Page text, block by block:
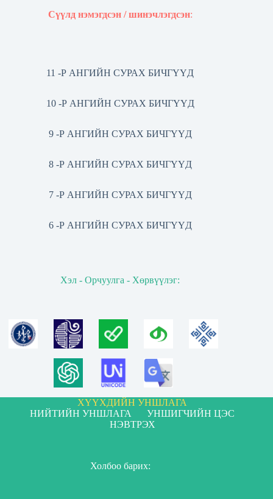
Сүүлд нэмэгдсэн / шинэчлэгдсэн:
11 -Р АНГИЙН СУРАХ БИЧГҮҮД
10 -Р АНГИЙН СУРАХ БИЧГҮҮД
9 -Р АНГИЙН СУРАХ БИЧГҮҮД
8 -Р АНГИЙН СУРАХ БИЧГҮҮД
7 -Р АНГИЙН СУРАХ БИЧГҮҮД
6 -Р АНГИЙН СУРАХ БИЧГҮҮД
Хэл - Орчуулга - Хөрвүүлэг:
ХҮҮХДИЙН УНШЛАГА
НИЙТИЙН УНШЛАГА
УНШИГЧИЙН ЦЭС
НЭВТРЭХ
Холбоо барих: